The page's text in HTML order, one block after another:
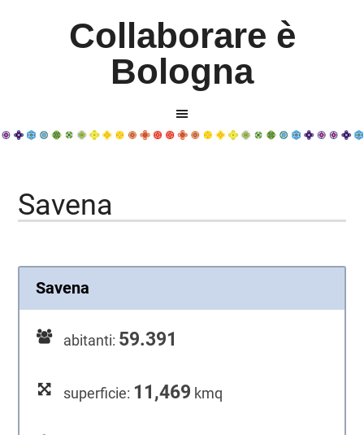
Collaborare è
Bologna
Savena
Savena
abitanti: 59.391
superficie: 11,469 kmq